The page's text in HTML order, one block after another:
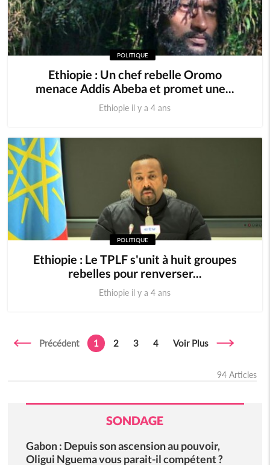
POLITIQUE
Ethiopie : Un chef rebelle Oromo
menace Addis Abeba et promet une...
Ethiopie il y a 4 ans
POLITIQUE
Ethiopie : Le TPLF s'unit à huit groupes
rebelles pour renverser...
Ethiopie il y a 4 ans
Précédent 1 2 3 4 Voir Plus
94 Articles
SONDAGE
Gabon : Depuis son ascension au pouvoir,
Oligui Nguema vous parait-il compétent ?